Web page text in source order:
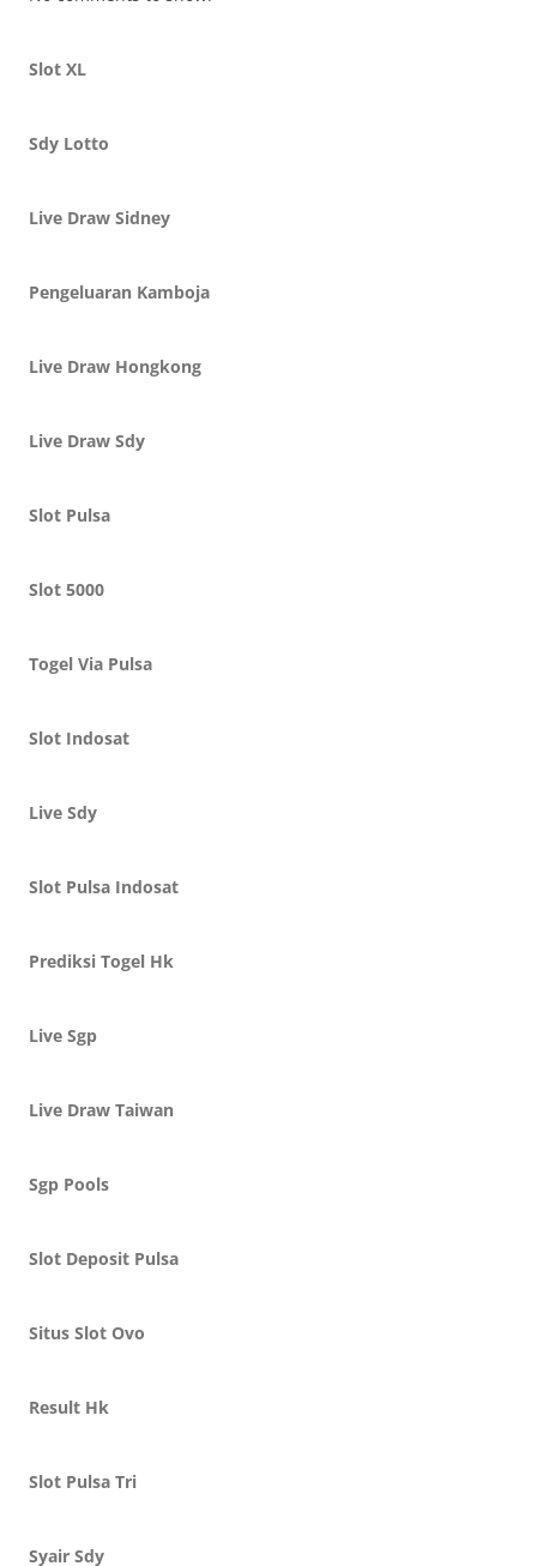
Slot XL
Sdy Lotto
Live Draw Sidney
Pengeluaran Kamboja
Live Draw Hongkong
Live Draw Sdy
Slot Pulsa
Slot 5000
Togel Via Pulsa
Slot Indosat
Live Sdy
Slot Pulsa Indosat
Prediksi Togel Hk
Live Sgp
Live Draw Taiwan
Sgp Pools
Slot Deposit Pulsa
Situs Slot Ovo
Result Hk
Slot Pulsa Tri
Syair Sdy